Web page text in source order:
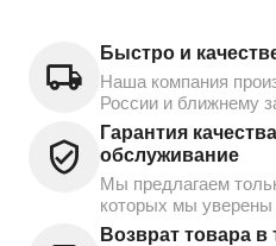
Быстро и
Наша компания
России и ближнему
Гарантия
обслуживание
Мы предлагаем
которых мы уверены
Возврат товара в